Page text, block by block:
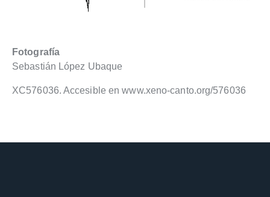
Fotografía
Sebastián López Ubaque
XC576036. Accesible en www.xeno-canto.org/576036